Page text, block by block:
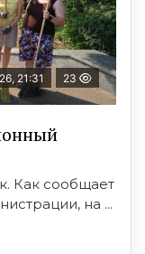
21:31 23
Как сообщает
на ...